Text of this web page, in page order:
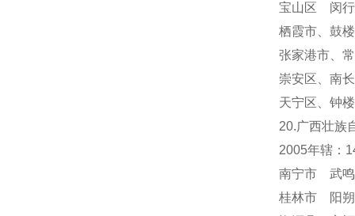
宝山区 闵
栖霞市、 鼓
张家港市、
崇安区、南
天宁区
钟
20.广西壮族
2005年辖：
南宁市 武
桂林市 阳